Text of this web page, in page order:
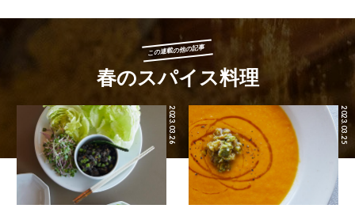
この連載の他の記事
春のスパイス料理
2023.03.26 2023.03.25